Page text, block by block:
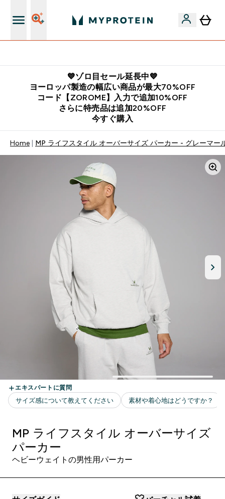
💙ゾロ目セール延長中💙
ヨーロッパ製造の幅広い商品が最大70%OFF
コード【ZOROME】入力で追加10%OFF
さらに特売品は追加20%OFF
今すぐ購入
Home MP ライフスタイル オーバーサイズ パーカー - グレーマー
MP ライフスタイル オーバーサイズ
パーカー
ヘビーウェイトの男性用パーカー